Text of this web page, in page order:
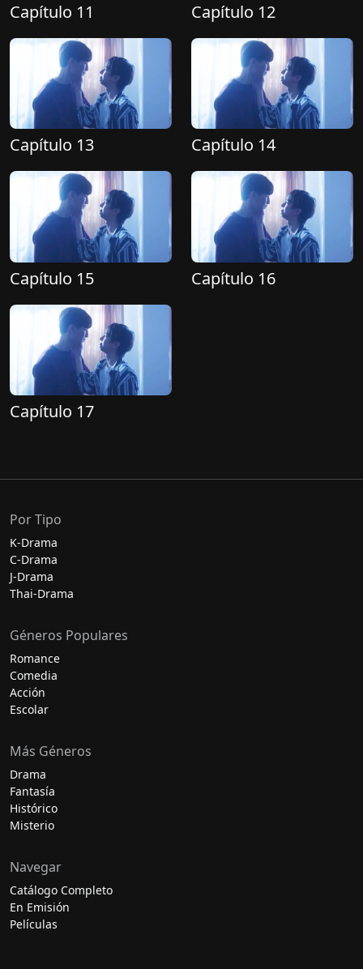
Capítulo 11 Capítulo 12
Capítulo 13 Capítulo 14
Capítulo 15 Capítulo 16
Capítulo 17
Por Tipo
K-Drama
C-Drama
J-Drama
Thai-Drama
Géneros Populares
Romance
Comedia
Acción
Escolar
Más Géneros
Drama
Fantasía
Histórico
Misterio
Navegar
Catálogo Completo
En Emisión
Películas